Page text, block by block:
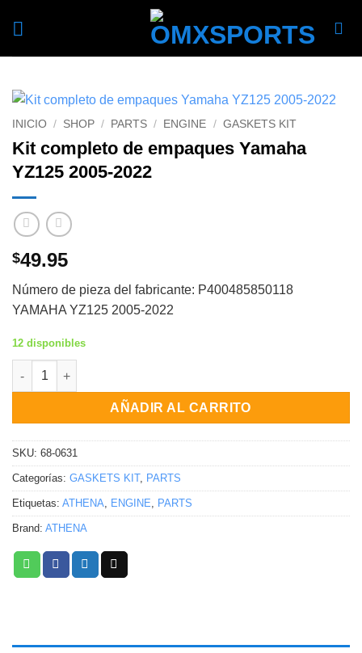
INICIO / SHOP / PARTS / ENGINE / GASKETS KIT
Kit completo de empaques Yamaha
YZ125 2005-2022
$49.95
Número de pieza del fabricante: P400485850118
YAMAHA YZ125 2005-2022
12 disponibles
Kit completo de empaques Yamaha YZ125 2005-2022 cantidad
AÑADIR AL CARRITO
SKU: 68-0631
Categorías: GASKETS KIT, PARTS
Etiquetas: ATHENA, ENGINE, PARTS
Brand: ATHENA